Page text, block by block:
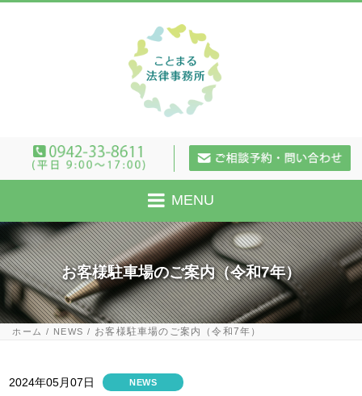
MENU
お客様駐車場のご案内（令和7年）
ホーム NEWS お客様駐車場のご案内（令和7年）
2024年05月07日 NEWS